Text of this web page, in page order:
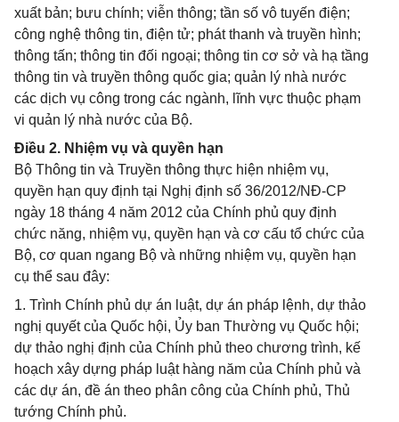
xuất bản; bưu chính; viễn thông; tần số vô tuyến điện;
công nghệ thông tin, điện tử; phát thanh và truyền hình;
thông tấn; thông tin đối ngoại; thông tin cơ sở và hạ tầng
thông tin và truyền thông quốc gia; quản lý nhà nước
các dịch vụ công trong các ngành, lĩnh vực thuộc phạm
vi quản lý nhà nước của Bộ.
Điều 2. Nhiệm vụ và quyền hạn
Bộ Thông tin và Truyền thông thực hiện nhiệm vụ,
quyền hạn quy định tại Nghị định số 36/2012/NĐ-CP
ngày 18 tháng 4 năm 2012 của Chính phủ quy định
chức năng, nhiệm vụ, quyền hạn và cơ cấu tổ chức của
Bộ, cơ quan ngang Bộ và những nhiệm vụ, quyền hạn
cụ thể sau đây:
1. Trình Chính phủ dự án luật, dự án pháp lệnh, dự thảo
nghị quyết của Quốc hội, Ủy ban Thường vụ Quốc hội;
dự thảo nghị định của Chính phủ theo chương trình, kế
hoạch xây dựng pháp luật hàng năm của Chính phủ và
các dự án, đề án theo phân công của Chính phủ, Thủ
tướng Chính phủ.